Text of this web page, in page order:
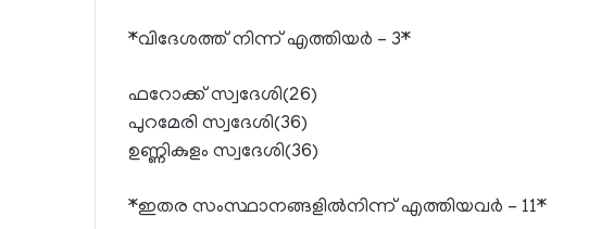
*വിദേശത്ത് നിന്ന് എത്തിയര്‍ – 3*
ഫറോക്ക് സ്വദേശി(26)
പുറമേരി സ്വദേശി(36)
ഉണ്ണികുളം സ്വദേശി(36)
*ഇതര സംസ്ഥാനങ്ങളില്‍നിന്ന് എത്തിയവര്‍ – 11*